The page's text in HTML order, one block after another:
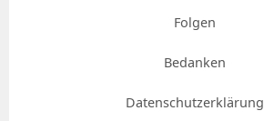
Folgen
Bedanken
Datenschutzerklärung